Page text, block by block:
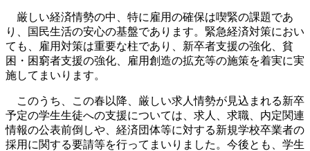
厳しい経済情勢の中、特に雇用の確保は喫緊の課題であ
り、国民生活の安心の基盤であります。緊急経済対策におい
ても、雇用対策は重要な柱であり、新卒者支援の強化、貧
困・困窮者支援の強化、雇用創造の拡充等の施策を着実に実
施してまいります。
このうち、この春以降、厳しい求人情勢が見込まれる新卒
予定の学生生徒への支援については、求人、求職、内定関連
情報の公表前倒しや、経済団体等に対する新規学校卒業者の
採用に関する要請等を行ってまいりました。今後とも、学生